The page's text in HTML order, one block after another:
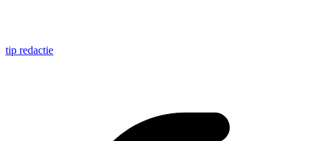
tip redactie